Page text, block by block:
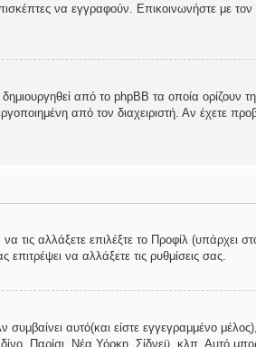
να εγγραφούν. Επικοινωνήστε με τον
από το phpBB τα οποία ορίζουν
από τον διαχειριστή. Αν έχετε
τις αλλάξετε επιλέξτε το Προφίλ (υπάρχει
να αλλάξετε τις ρυθμίσεις σας.
αυτό(και είστε εγγεγραμμένο
Παρίσι, Νέα Υόρκη, Σίδνεϋ, κλπ. Αυτό